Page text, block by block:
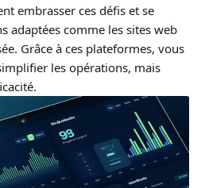
embrasser ces défis et se
adaptées comme les sites web
Grâce à ces plateformes, vous
les opérations, mais